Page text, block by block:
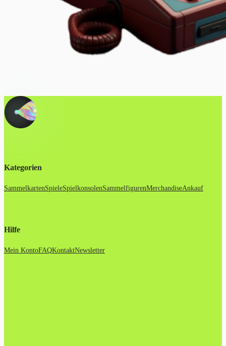
Kategorien
SammelkartenSpieleSpielkonsolenSammelfigurenMerchandiseAnkauf
Hilfe
Mein KontoFAQKontaktNewsletter